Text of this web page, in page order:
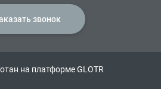
звонок
на платформе GLOTR